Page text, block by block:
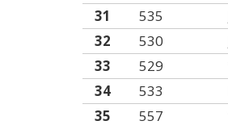
31
535
32
530
33
529
34
533
35
557